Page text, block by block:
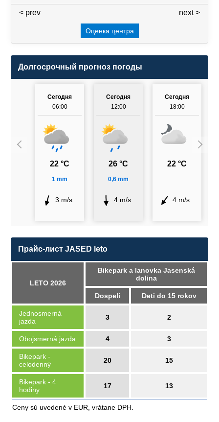
next >
< prev
Оценка центра
Долгосрочный прогноз погоды
Сегодня
06:00
22 °C
1 mm
3 m/s
Сегодня
12:00
26 °C
0,6 mm
4 m/s
Сегодня
18:00
22 °C
4 m/s
Прайс-лист JASED leto
LETO 2026
Bikepark a lanovka Jasenská
dolina
Dospelí Deti do 15 rokov
Ceny sú uvedené v EUR, vrátane DPH.
Jednosmerná
jazda
3 2
Obojsmerná jazda 4 3
Bikepark -
celodenný
20 15
Bikepark - 4
hodiny
17 13